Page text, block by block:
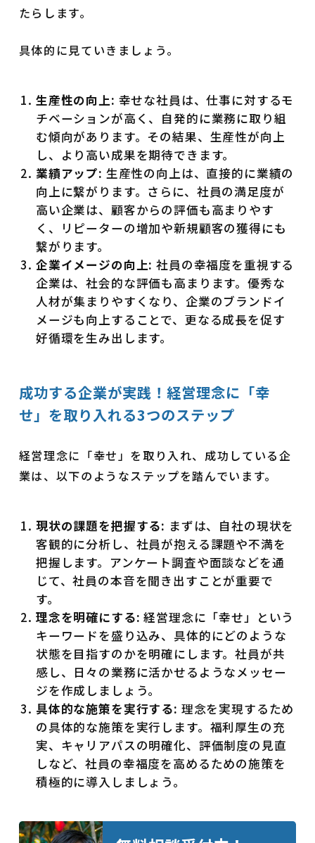
たらします。
具体的に見ていきましょう。
生産性の向上: 幸せな社員は、仕事に対するモ
チベーションが高く、自発的に業務に取り組
む傾向があります。その結果、生産性が向上
し、より高い成果を期待できます。
業績アップ: 生産性の向上は、直接的に業績の
向上に繋がります。さらに、社員の満足度が
高い企業は、顧客からの評価も高まりやす
く、リピーターの増加や新規顧客の獲得にも
繋がります。
企業イメージの向上: 社員の幸福度を重視する
企業は、社会的な評価も高まります。優秀な
人材が集まりやすくなり、企業のブランドイ
メージも向上することで、更なる成長を促す
好循環を生み出します。
成功する企業が実践！経営理念に「幸
せ」を取り入れる3つのステップ
経営理念に「幸せ」を取り入れ、成功している企
業は、以下のようなステップを踏んでいます。
現状の課題を把握する: まずは、自社の現状を
客観的に分析し、社員が抱える課題や不満を
把握します。アンケート調査や面談などを通
じて、社員の本音を聞き出すことが重要で
す。
理念を明確にする: 経営理念に「幸せ」という
キーワードを盛り込み、具体的にどのような
状態を目指すのかを明確にします。社員が共
感し、日々の業務に活かせるようなメッセー
ジを作成しましょう。
具体的な施策を実行する: 理念を実現するため
の具体的な施策を実行します。福利厚生の充
実、キャリアパスの明確化、評価制度の見直
しなど、社員の幸福度を高めるための施策を
積極的に導入しましょう。